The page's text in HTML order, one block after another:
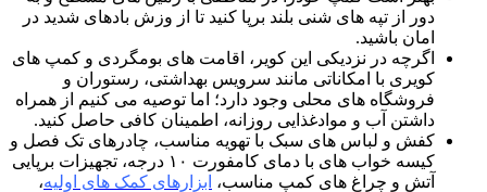
دور از تپه های شنی بلند برپا کنید تا از وزش بادهای شدید در
امان باشید.
اگرچه در نزدیکی این کویر، اقامت های بومگردی و کمپ های
کویری با امکاناتی مانند سرویس بهداشتی، رستوران و
فروشگاه های محلی وجود دارد؛ اما توصیه می کنیم از همراه
داشتن آب و موادغذایی روزانه، اطمینان کافی حاصل کنید.
کفش و لباس های سبک با تهویه مناسب، چادرهای تک فصل و
کیسه خواب های با دمای کامفورت ۱۰ درجه، تجهیزات برپایی
آتش و چراغ های کمپ مناسب، ابزارهای کمک های اولیه،